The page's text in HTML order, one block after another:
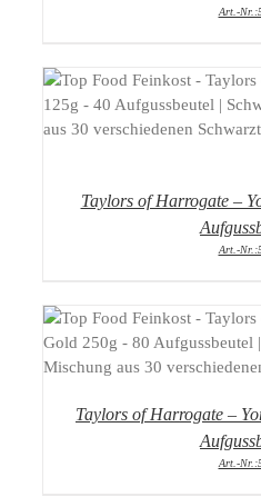
Art.-
Taylors of Harrogate –
Art.-
Taylors of Harrogate –
Art.-